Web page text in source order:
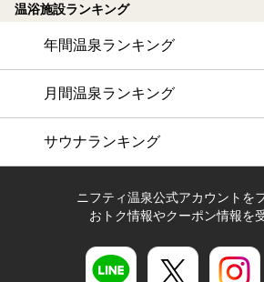
温浴施設ランキング
年間温泉ランキング
月間温泉ランキング
サウナランキング
ニフティ温泉公式アカウントを
おトク情報やクーポン情報を